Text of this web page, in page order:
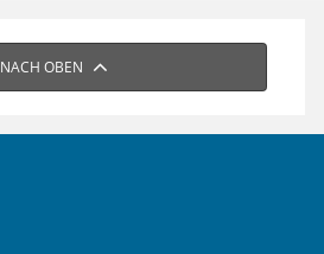
NACH OBEN